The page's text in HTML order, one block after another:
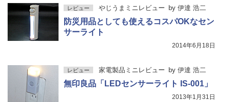
レビュー やじうまミニレビュー by 伊達 浩二
防災用品としても使えるコスパOKなセン
サーライト
2014年6月18日
レビュー 家電製品ミニレビュー by 伊達 浩二
無印良品「LEDセンサーライト IS‐001」
2013年1月31日